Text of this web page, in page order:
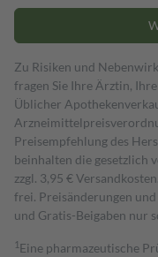
Zu Risiken und
fragen Sie Ihre Ärztin,
Üblicher
Preisempfehlung des
beinhalten die gesetzlich
zzgl. 3,95 €
frei. Preisänderungen
und Gratis-Beigaben nur
1 Eine pharmazeutische